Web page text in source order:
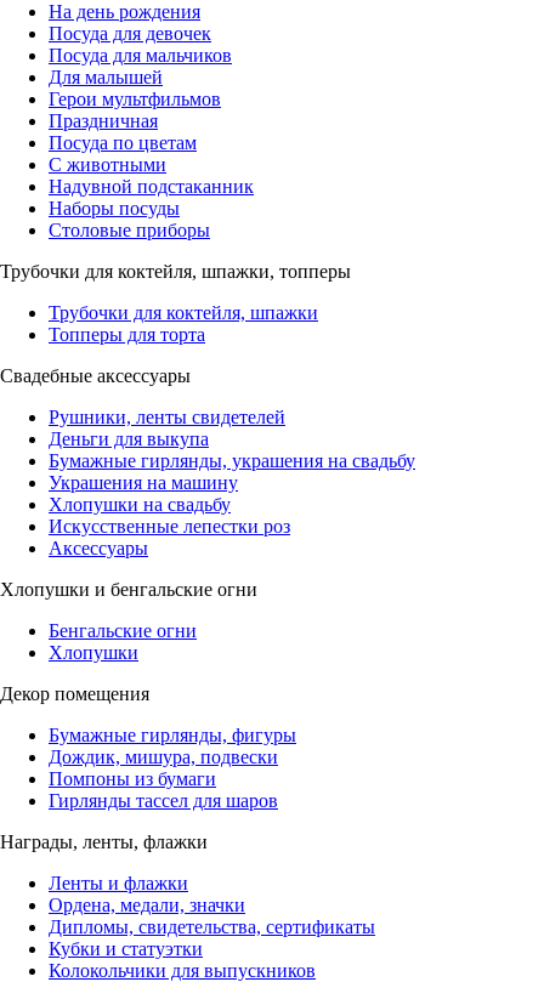
На день рождения
Посуда для девочек
Посуда для мальчиков
Для малышей
Герои мультфильмов
Праздничная
Посуда по цветам
С животными
Надувной подстаканник
Наборы посуды
Столовые приборы
Трубочки для коктейля, шпажки, топперы
Трубочки для коктейля, шпажки
Топперы для торта
Свадебные аксессуары
Рушники, ленты свидетелей
Деньги для выкупа
Бумажные гирлянды, украшения на свадьбу
Украшения на машину
Хлопушки на свадьбу
Искусственные лепестки роз
Аксессуары
Хлопушки и бенгальские огни
Бенгальские огни
Хлопушки
Декор помещения
Бумажные гирлянды, фигуры
Дождик, мишура, подвески
Помпоны из бумаги
Гирлянды тассел для шаров
Награды, ленты, флажки
Ленты и флажки
Ордена, медали, значки
Дипломы, свидетельства, сертификаты
Кубки и статуэтки
Колокольчики для выпускников